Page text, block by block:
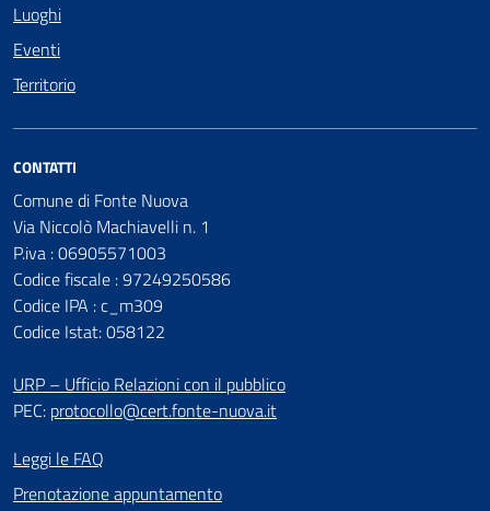
Luoghi
Eventi
Territorio
CONTATTI
Comune di Fonte Nuova
Via Niccolò Machiavelli n. 1
P.iva : 06905571003
Codice fiscale : 97249250586
Codice IPA : c_m309
Codice Istat: 058122
URP – Ufficio Relazioni con il pubblico
PEC: protocollo@cert.fonte-nuova.it
Leggi le FAQ
Prenotazione appuntamento